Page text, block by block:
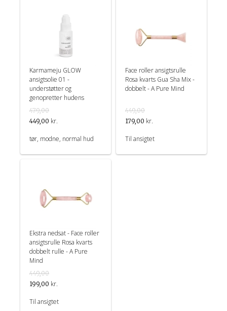
Karmameju GLOW
ansigtsolie 01 -
understøtter og
genopretter hudens
elasticitet
479,00
449,00 kr.
tør, modne, normal hud
Face roller ansigtsrulle
Rosa kvarts Gua Sha Mix -
dobbelt - A Pure Mind
449,00
179,00 kr.
Til ansigtet
Ekstra nedsat - Face roller
ansigtsrulle Rosa kvarts
dobbelt rulle - A Pure
Mind
449,00
199,00 kr.
Til ansigtet